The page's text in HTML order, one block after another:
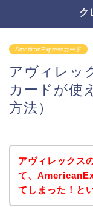
ク
AmericanExpressカード
アヴィレッ
カードが使
方法）
アヴィレックス
て、
てしまった！と